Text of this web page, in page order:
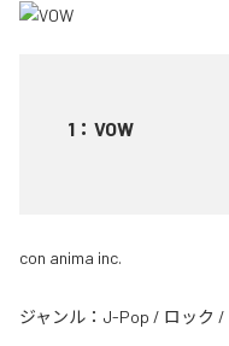
1 ： VOW
con anima inc.
ジャンル： J-Pop / ロック /